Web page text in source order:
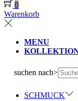
0
Warenkorb
MENU
suchen nach>
SCHMUCK